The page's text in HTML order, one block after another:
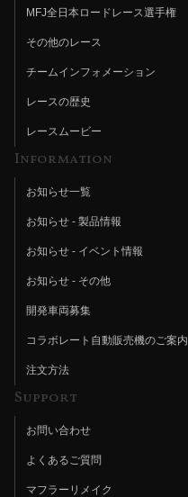
MFJ全日本ロードレース選手権
その他のレース
チームインフォメーション
レースの歴史
レースムービー
Information
お知らせ一覧
お知らせ - 製品情報
お知らせ - イベント情報
お知らせ - その他
開発車両募集
コラボレート自動販売機のご案内
注文方法
Support
お問い合わせ
よくあるご質問
マフラーリメイク